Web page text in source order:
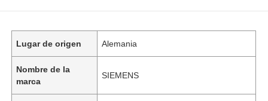
Lugar de origen Alemania
Nombre de la
marca
SIEMENS